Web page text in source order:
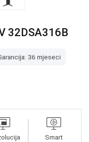
32DSA316B
36 mjeseci
Smart